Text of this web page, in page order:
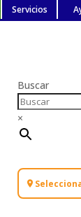
Servicios
Buscar
×